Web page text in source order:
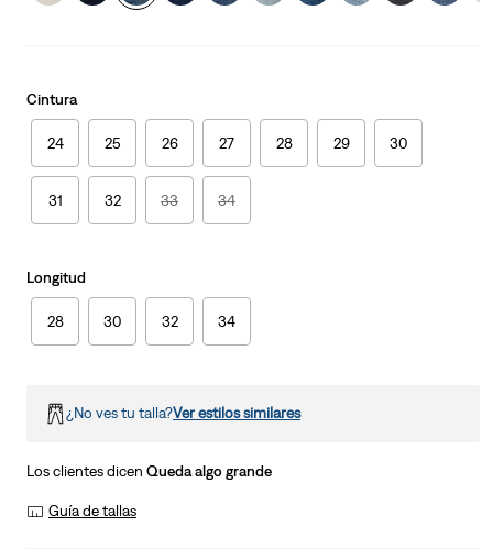
Cintura
24 25 26 27 28 29 30
31 32 33 34
Longitud
28 30 32 34
¿No ves tu talla?Ver estilos similares
Los clientes dicen Queda algo grande
Guía de tallas